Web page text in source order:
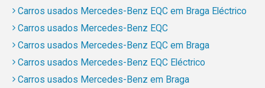
Carros usados Mercedes-Benz EQC em Braga Eléctrico
Carros usados Mercedes-Benz EQC
Carros usados Mercedes-Benz EQC em Braga
Carros usados Mercedes-Benz EQC Eléctrico
Carros usados Mercedes-Benz em Braga